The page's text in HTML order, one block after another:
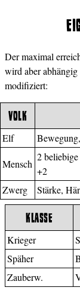
Der maximal
wird aber
modifiziert:
VOLK
Elf
Mensch
2
+2
Zwerg
Stärke,
KLASSE
Krieger
Späher
Zauberw.